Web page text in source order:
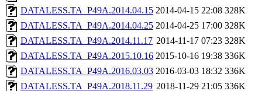
DATALESS.TA_P49A.2014.04.15 2014-04-15 22:08 328K
DATALESS.TA_P49A.2014.04.25 2014-04-25 17:00 328K
DATALESS.TA_P49A.2014.11.17 2014-11-17 07:23 328K
DATALESS.TA_P49A.2015.10.16 2015-10-16 19:38 336K
DATALESS.TA_P49A.2016.03.03 2016-03-03 18:32 336K
DATALESS.TA_P49A.2018.11.29 2018-11-29 21:05 336K